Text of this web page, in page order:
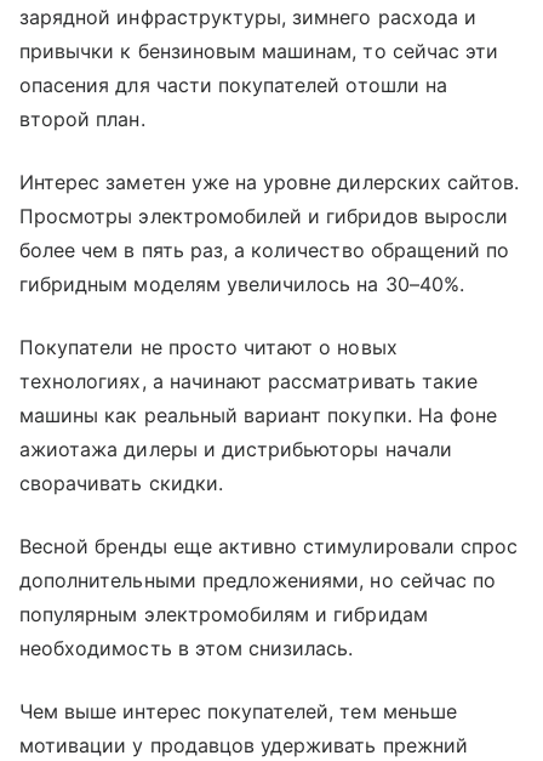
зарядной инфраструктуры, зимнего расхода и
привычки к бензиновым машинам, то сейчас эти
опасения для части покупателей отошли на
второй план.
Интерес заметен уже на уровне дилерских сайтов.
Просмотры электромобилей и гибридов выросли
более чем в пять раз, а количество обращений по
гибридным моделям увеличилось на 30–40%.
Покупатели не просто читают о новых
технологиях, а начинают рассматривать такие
машины как реальный вариант покупки. На фоне
ажиотажа дилеры и дистрибьюторы начали
сворачивать скидки.
Весной бренды еще активно стимулировали спрос
дополнительными предложениями, но сейчас по
популярным электромобилям и гибридам
необходимость в этом снизилась.
Чем выше интерес покупателей, тем меньше
мотивации у продавцов удерживать прежний